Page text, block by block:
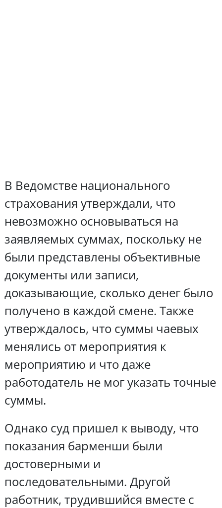
В Ведомстве национального
страхования утверждали, что
невозможно основываться на
заявляемых суммах, поскольку не
были представлены объективные
документы или записи,
доказывающие, сколько денег было
получено в каждой смене. Также
утверждалось, что суммы чаевых
менялись от мероприятия к
мероприятию и что даже
работодатель не мог указать точные
суммы.
Однако суд пришел к выводу, что
показания барменши были
достоверными и
последовательными. Другой
работник, трудившийся вместе с